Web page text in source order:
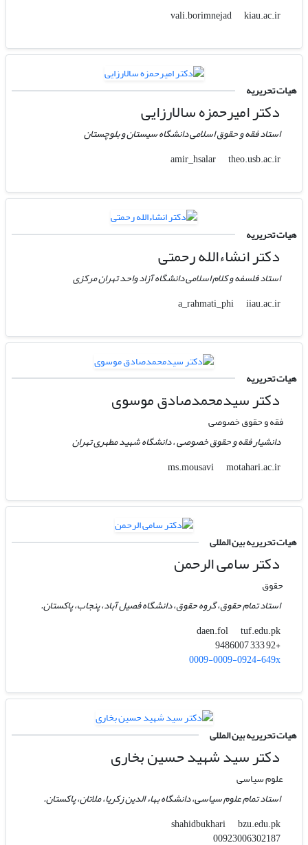
vali.borimnejad
kiau.ac.ir
هیات تحریریه
دکتر امیرحمزه سالارزایی
استاد فقه و حقوق اسلامی دانشگاه سیستان و بلوچستان
amir_hsalar
theo.usb.ac.ir
هیات تحریریه
دکتر انشاءالله رحمتی
استاد فلسفه و کلام اسلامی دانشگاه آزاد واحد تهران مرکزی
a_rahmati_phi
iiau.ac.ir
هیات تحریریه
دکتر سیدمحمدصادق موسوی
فقه و حقوق خصوصی
دانشیار فقه و حقوق خصوصی ، دانشگاه شهید مطهری تهران
ms.mousavi
motahari.ac.ir
هیات تحریریه بین المللی
دکتر سامی الرحمن
حقوق
استاد تمام حقوق، گروه حقوق، دانشگاه فصیل آباد، پنجاب، پاکستان.
daen.fol
tuf.edu.pk
+92 333 9486007
0009-0009-0924-649x
هیات تحریریه بین المللی
دکتر سید شهید حسین بخاری
علوم سیاسی
استاد تمام علوم سیاسی، دانشگاه بهاء الدین زکریا، ملاتان، پاکستان.
shahidbukhari
bzu.edu.pk
00923006302187